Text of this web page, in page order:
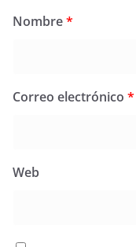
Nombre*
Correo electrónico *
Web